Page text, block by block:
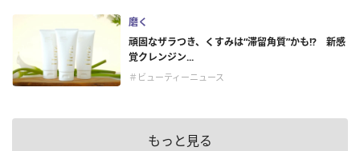
磨く
頑固なザラつき、くすみは“滞留角質”かも!? 新感
覚クレンジン...
＃ビューティーニュース
もっと見る